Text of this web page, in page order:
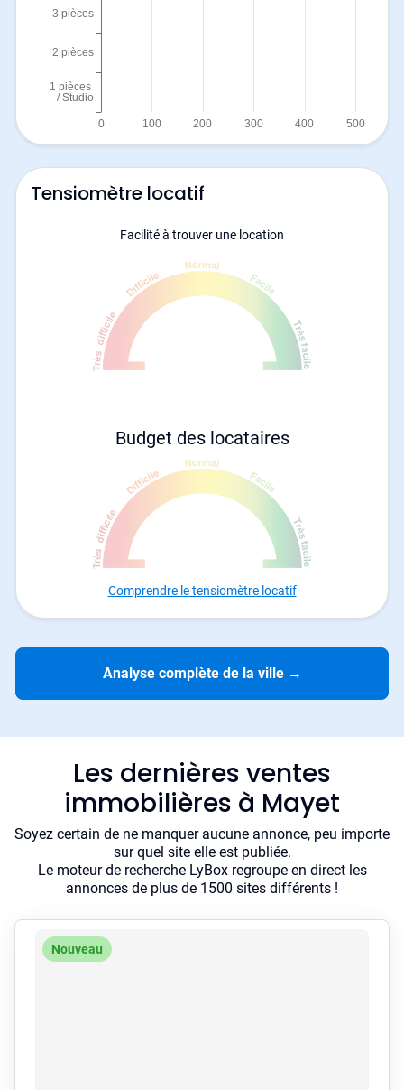
Tensiomètre locatif
Facilité à trouver une location
Budget des locataires
Comprendre le tensiomètre locatif
Analyse complète de la ville →
Les dernières ventes
immobilières à Mayet
Soyez certain de ne manquer aucune annonce, peu importe
sur quel site elle est publiée.
Le moteur de recherche LyBox regroupe en direct les
annonces de plus de 1500 sites différents !
Nouveau